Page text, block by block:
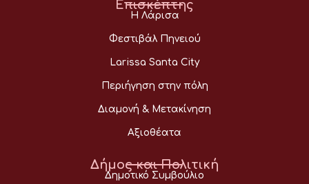
Επισκέπτης
Η Λάρισα
Φεστιβάλ Πηνειού
Larissa Santa City
Περιήγηση στην πόλη
Διαμονή & Μετακίνηση
Αξιοθέατα
Δήμος και Πολιτική
Δημοτικό Συμβούλιο